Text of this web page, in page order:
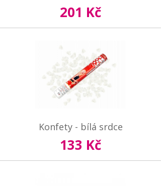
201 Kč
Konfety - bílá srdce
133 Kč